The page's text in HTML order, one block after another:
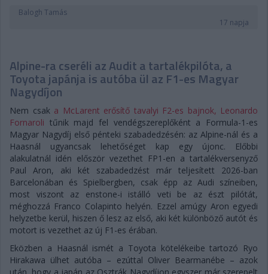
Balogh Tamás
17 napja
Alpine-ra cseréli az Audit a tartalékpilóta, a
Toyota japánja is autóba ül az F1-es Magyar
Nagydíjon
Nem csak a McLarent erősítő tavalyi F2-es bajnok, Leonardo
Fornaroli tűnik majd fel vendégszereplőként a Formula-1-es
Magyar Nagydíj első pénteki szabadedzésén: az Alpine-nál és a
Haasnál ugyancsak lehetőséget kap egy újonc. Előbbi
alakulatnál idén először vezethet FP1-en a tartalékversenyző
Paul Aron, aki két szabadedzést már teljesített 2026-ban
Barcelonában és Spielbergben, csak épp az Audi színeiben,
most viszont az enstone-i istálló veti be az észt pilótát,
méghozzá Franco Colapinto helyén. Ezzel amúgy Aron egyedi
helyzetbe kerül, hiszen ő lesz az első, aki két különböző autót és
motort is vezethet az új F1-es érában.
Eközben a Haasnál ismét a Toyota kötelékeibe tartozó Ryo
Hirakawa ülhet autóba – ezúttal Oliver Bearmanébe – azok
után, hogy a japán az Osztrák Nagydíjon egyszer már szerepelt